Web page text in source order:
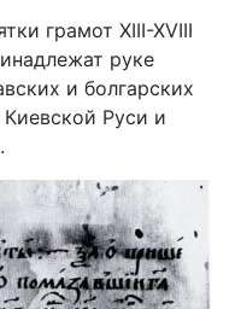
грамот XIII-XVIII
руке
и болгарских
Руси и